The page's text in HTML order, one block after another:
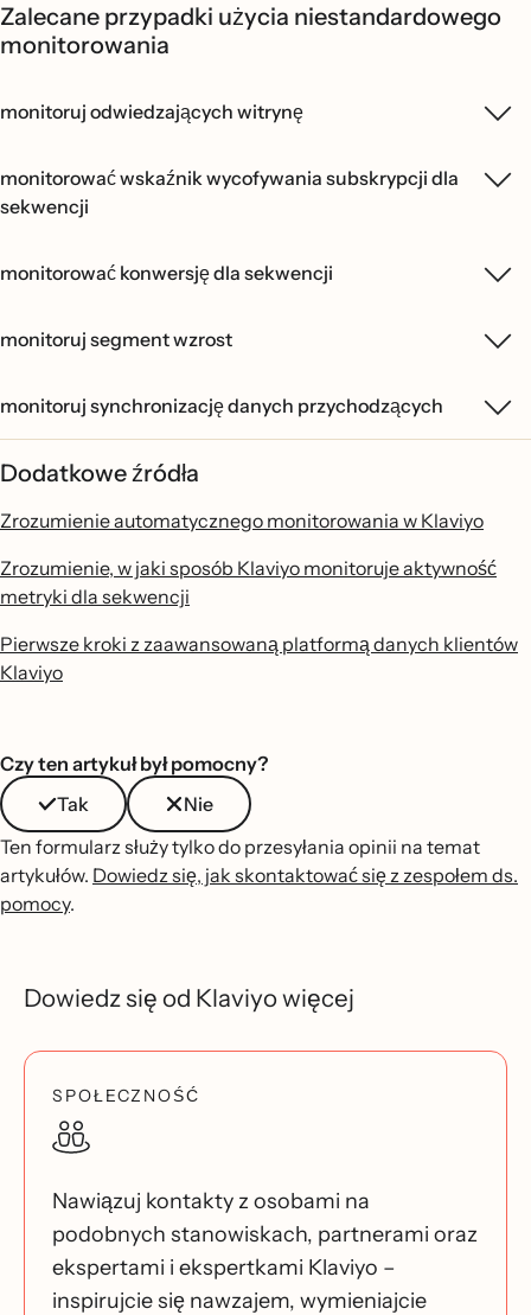
Zalecane przypadki użycia niestandardowego
monitorowania
monitoruj odwiedzających witrynę
monitorować wskaźnik wycofywania subskrypcji dla
sekwencji
monitorować konwersję dla sekwencji
monitoruj segment wzrost
monitoruj synchronizację danych przychodzących
Dodatkowe źródła
Zrozumienie automatycznego monitorowania w Klaviyo
Zrozumienie, w jaki sposób Klaviyo monitoruje aktywność
metryki dla sekwencji
Pierwsze kroki z zaawansowaną platformą danych klientów
Klaviyo
Czy ten artykuł był pomocny?
Tak
Nie
Ten formularz służy tylko do przesyłania opinii na temat
artykułów. Dowiedz się, jak skontaktować się z zespołem ds.
pomocy.
Dowiedz się od Klaviyo więcej
SPOŁECZNOŚĆ
Nawiązuj kontakty z osobami na
podobnych stanowiskach, partnerami oraz
ekspertami i ekspertkami Klaviyo –
inspirujcie się nawzajem, wymieniajcie